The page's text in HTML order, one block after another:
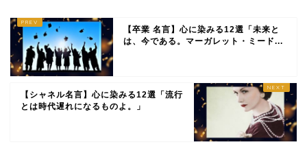
【卒業 名言】心に染みる12選「未来と
は、今である。マーガレット・ミード...
【シャネル名言】心に染みる12選「流行
とは時代遅れになるものよ。」